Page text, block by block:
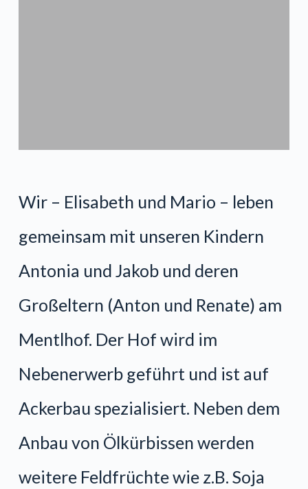
n
n
Wir – Elisabeth und Mario – leben
gemeinsam mit unseren Kindern
Antonia und Jakob und deren
Großeltern (Anton und Renate) am
Mentlhof. Der Hof wird im
Nebenerwerb geführt und ist auf
Ackerbau spezialisiert. Neben dem
Anbau von Ölkürbissen werden
weitere Feldfrüchte wie z.B. Soja